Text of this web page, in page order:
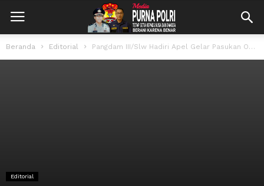
Beranda Editorial Pangdam III/Slw Hadiri Apel Gelar Pasukan Operasi Ketupat Lodaya 2025
Editorial